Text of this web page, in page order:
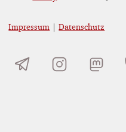
Impressum |Datenschutz